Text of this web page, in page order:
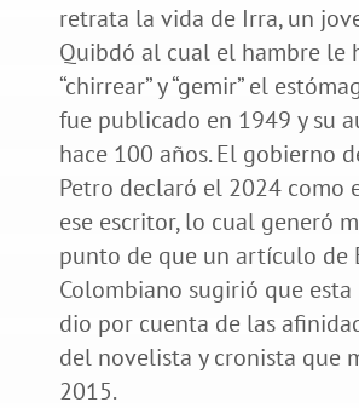
retrata la vida de Irra, un
Quibdó al cual el hambre le
“chirrear” y “gemir” el
fue publicado en 1949 y su
hace 100 años. El gobierno
Petro declaró el 2024 como
ese escritor, lo cual generó
punto de que un artículo de
Colombiano sugirió que esta
dio por cuenta de las
del novelista y cronista que
2015.